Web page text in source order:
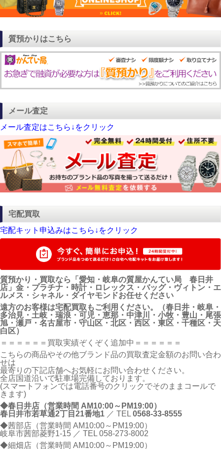
質預かりはこちら
メール査定
メール査定はこちら↓をクリック
宅配買取
宅配キット申込みはこちら↓をクリック
質預かり・買取なら「愛知・岐阜の質屋かんてい局 春日井
店」金・プラチナ・時計・ロレックス・バッグ・ヴィトン・エ
ルメス・シャネル・ダイヤモンドお任せください
遠方のお客様は宅配買取もご利用ください。（春日井・岐阜・
多治見・土岐・瑞浪・可児・恵那・中津川・小牧・豊山・尾張
旭・瀬戸・名古屋市・守山区・北区・西区・東区・千種区・天
白区）
＝＝＝＝＝＝買取実績ぞくぞく追加中＝＝＝＝＝＝
こちらの商品やその他ブランド品の買取査定金額のお問い合わ
せは
最寄りの下記店舗へお気軽にお問い合わせください。
全店国道沿いで駐車場完備しております。
(スマートフォンでは電話番号のクリックでそのままコールで
きます)
◆春日井店（営業時間 AM10:00～PM19:00）
春日井市若草通2丁目21番地1 ／ TEL 0568-33-8555
◆茜部店（営業時間 AM10:00～PM19:00）
岐阜市茜部菱野1-15 ／ TEL 058-273-8002
◆細畑店（営業時間 AM10:00～PM19:00）